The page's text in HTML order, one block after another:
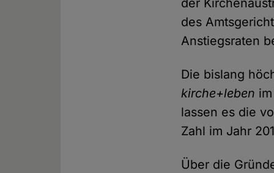
der
des
Anstiegsraten
Die bislang
kirche+leben
lassen es die
Zahl im Jahr
Über die